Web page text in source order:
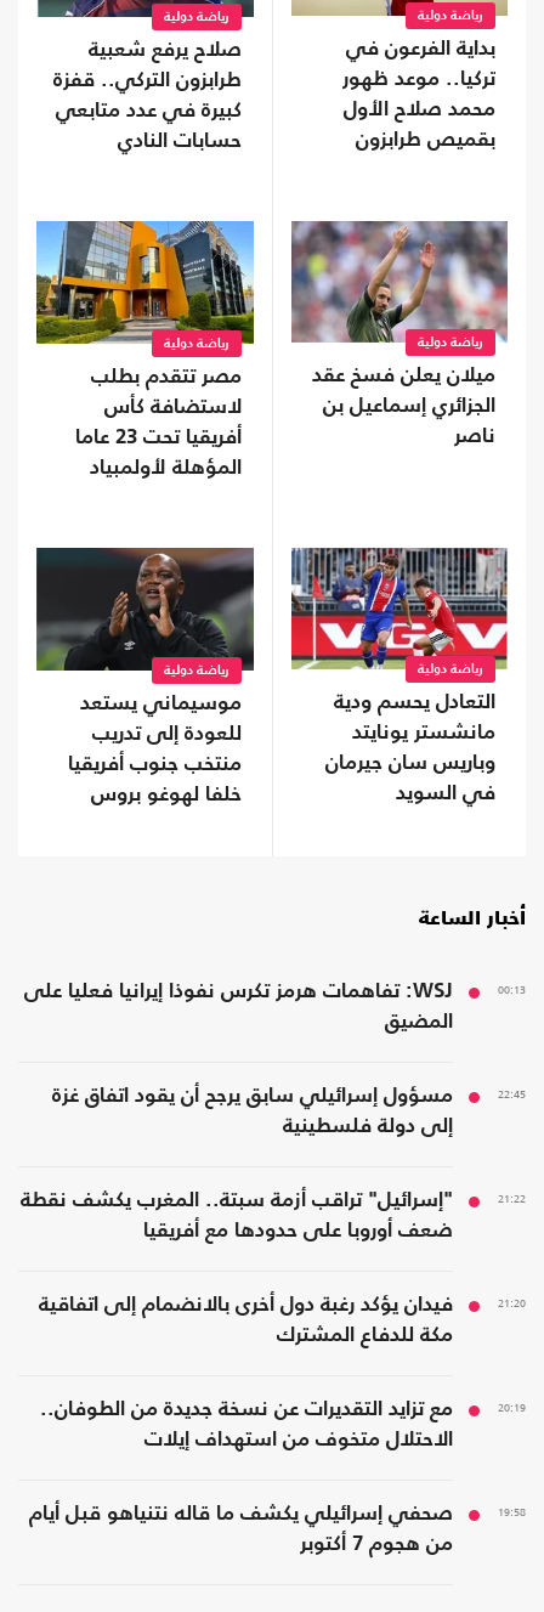
رياضة دولية
بداية الفرعون في
تركيا.. موعد ظهور
محمد صلاح الأول
بقميص طرابزون
رياضة دولية
صلاح يرفع شعبية
طرابزون التركي.. قفزة
كبيرة في عدد متابعي
حسابات النادي
رياضة دولية
ميلان يعلن فسخ عقد
الجزائري إسماعيل بن
ناصر
رياضة دولية
مصر تتقدم بطلب
لاستضافة كأس
أفريقيا تحت 23 عاما
المؤهلة لأولمبياد
رياضة دولية
التعادل يحسم ودية
مانشستر يونايتد
وباريس سان جيرمان
في السويد
رياضة دولية
موسيماني يستعد
للعودة إلى تدريب
منتخب جنوب أفريقيا
خلفا لهوغو بروس
أخبار الساعة
00:13
WSJ: تفاهمات هرمز تكرس نفوذا إيرانيا فعليا على
المضيق
22:45
مسؤول إسرائيلي سابق يرجح أن يقود اتفاق غزة
إلى دولة فلسطينية
21:22
"إسرائيل" تراقب أزمة سبتة.. المغرب يكشف نقطة
ضعف أوروبا على حدودها مع أفريقيا
21:20
فيدان يؤكد رغبة دول أخرى بالانضمام إلى اتفاقية
مكة للدفاع المشترك
20:19
مع تزايد التقديرات عن نسخة جديدة من الطوفان..
الاحتلال متخوف من استهداف إيلات
19:58
صحفي إسرائيلي يكشف ما قاله نتنياهو قبل أيام
من هجوم 7 أكتوبر